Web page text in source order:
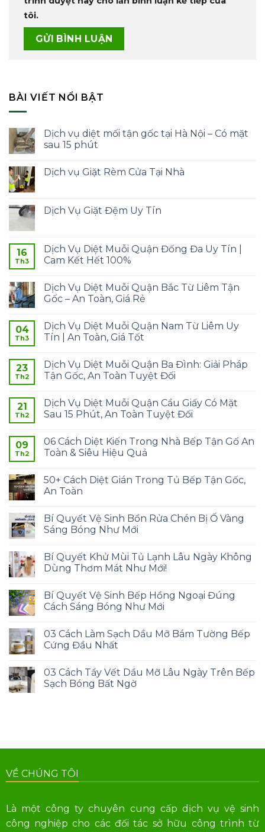
tôi.
BÀI VIẾT NỔI BẬT
Dịch vụ diệt mối tận gốc tại Hà Nội – Có mặt
sau 15 phút
Dịch vụ Giặt Rèm Cửa Tại Nhà
Dịch Vụ Giặt Đệm Uy Tín
16
Th3
Dịch Vụ Diệt Muỗi Quận Đống Đa Uy Tín |
Cam Kết Hết 100%
Dịch Vụ Diệt Muỗi Quận Bắc Từ Liêm Tận
Gốc – An Toàn, Giá Rẻ
04
Th3
Dịch Vụ Diệt Muỗi Quận Nam Từ Liêm Uy
Tín | An Toàn, Giá Tốt
23
Th2
Dịch Vụ Diệt Muỗi Quận Ba Đình: Giải Pháp
Tận Gốc, An Toàn Tuyệt Đối
21
Th2
Dịch Vụ Diệt Muỗi Quận Cầu Giấy Có Mặt
Sau 15 Phút, An Toàn Tuyệt Đối
09
Th2
06 Cách Diệt Kiến Trong Nhà Bếp Tận Gố An
Toàn & Siêu Hiệu Quả
50+ Cách Diệt Gián Trong Tủ Bếp Tận Gốc,
An Toàn
Bí Quyết Vệ Sinh Bồn Rửa Chén Bị Ố Vàng
Sáng Bóng Như Mới
Bí Quyết Khử Mùi Tủ Lạnh Lâu Ngày Không
Dùng Thơm Mát Như Mới!
Bí Quyết Vệ Sinh Bếp Hồng Ngoại Đúng
Cách Sáng Bóng Như Mới
03 Cách Làm Sạch Dầu Mỡ Bám Tường Bếp
Cứng Đầu Nhất
03 Cách Tẩy Vết Dầu Mỡ Lâu Ngày Trên Bếp
Sạch Bóng Bất Ngờ
VỀ CHÚNG TÔI
Là một công ty chuyên cung cấp dịch vụ vệ sinh
công nghiệp cho các đối tác sở hữu công trình từ